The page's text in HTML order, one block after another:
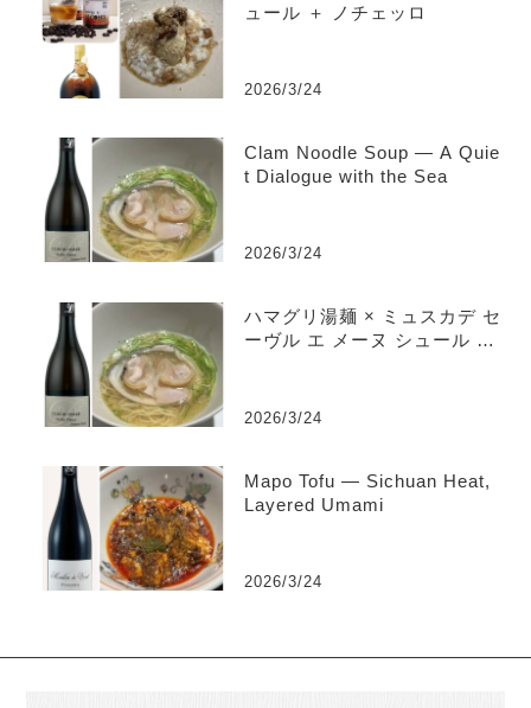
ュール ＋ ノチェッロ
2026/3/24
Clam Noodle Soup — A Quie
t Dialogue with the Sea
2026/3/24
ハマグリ湯麺 × ミュスカデ セ
ーヴル エ メーヌ シュール リ
2026/3/24
Mapo Tofu — Sichuan Heat,
Layered Umami
2026/3/24